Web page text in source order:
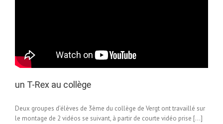
un T-Rex au collège
Deux groupes d’élèves de 3ème du collège de Vergt ont travaillé sur
le montage de 2 vidéos se suivant, à partir de courte vidéo prise […]